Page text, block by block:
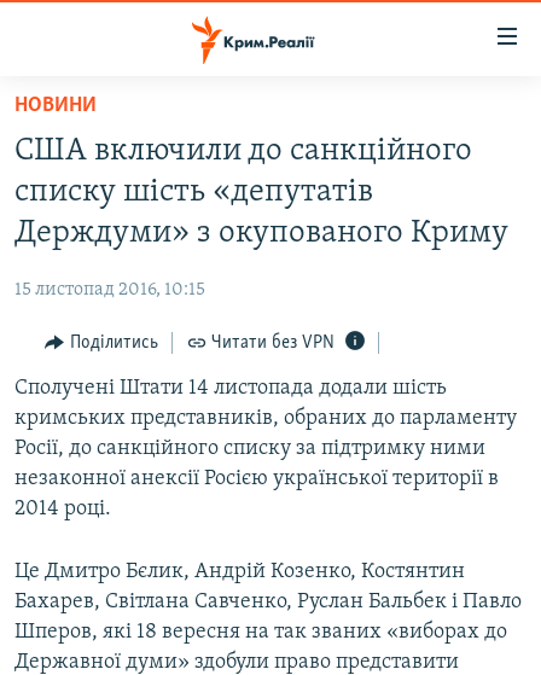
Перейти
основного
матеріалу
Перейти
до
основної
Перейти
пошуку
ВІДЕО ТА ФОТО
БЛОГИ
ПОГЛЯД
ІНТЕРВ'Ю
ВСЕ ЗА ДЕНЬ
СПЕЦПРОЕКТИ
ДЕПОРТАЦІЯ
ВІДЕОУРОКИ «ELIFBE»
СВІДЧЕННЯ ОКУПАЦІЇ
УКРАЇНСЬКА ПРОБЛЕМА КРИМУ
ЯК ОБІЙТИ БЛОКУВАННЯ
Русский
Qırımtatar
НОВИНИ
США включили до санкційного
списку шість «депутатів
Держдуми» з окупованого Криму
15 листопад 2016, 10:15
Поділитись Читати без VPN
Сполучені Штати 14 листопада додали шість
кримських представників, обраних до парламенту
Росії, до санкційного списку за підтримку ними
незаконної анексії Росією української території в
2014 році.
Це Дмитро Бєлик, Андрій Козенко, Костянтин
Бахарев, Світлана Савченко, Руслан Бальбек і Павло
Шперов, які 18 вересня на так званих «виборах до
Державної думи» здобули право представити